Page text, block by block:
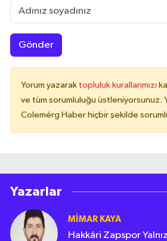
Gönder
Yorum yazarak topluluk kurallarımızı
ve tüm sorumluluğu üstleniyorsunuz.
Colemérg Haber hiçbir şekilde
Yazarlar
MIMAR KAYA
Hakkâri Zapspor